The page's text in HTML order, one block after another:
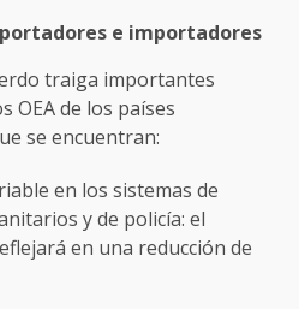
e importadores
traiga importantes
OEA de los países
se encuentran:
en los sistemas de
y de policía: el
en una reducción de